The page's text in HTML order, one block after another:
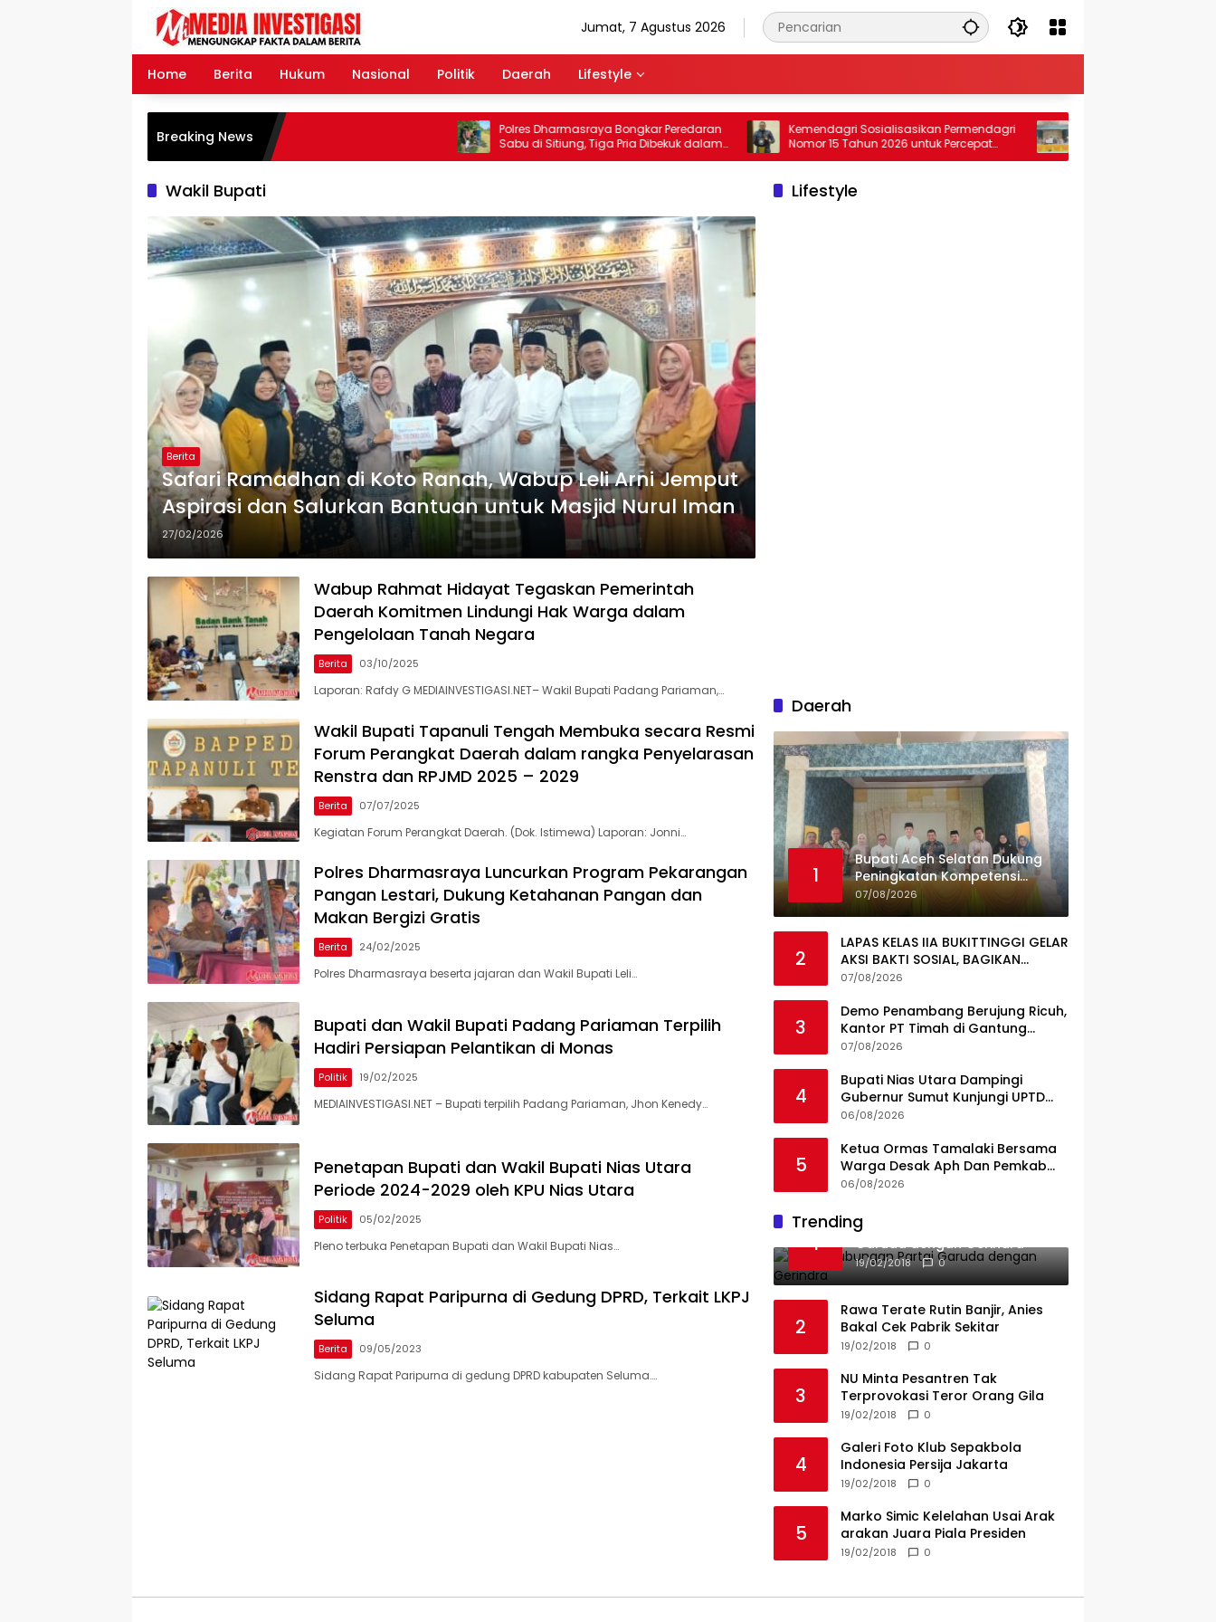
Jumat, 7 Agustus 2026
Home Berita Hukum Nasional Politik Daerah Lifestyle
Breaking News
Polres Dharmasraya Bongkar Peredaran
Sabu di Sitiung, Tiga Pria Dibekuk dalam
Waktu 40 Menit
Kemendagri Sosialisasikan Permendagri
Nomor 15 Tahun 2026 untuk Percepat
Penyerahan PSU Perumahan kepada
Bupati Aceh Selatan Dukung
Peningkatan Kompetensi Guru,
Jajaki Kerja Sama dengan
Wakil Bupati
Berita
Safari Ramadhan di Koto Ranah, Wabup Leli Arni Jemput
Aspirasi dan Salurkan Bantuan untuk Masjid Nurul Iman
27/02/2026
Wabup Rahmat Hidayat Tegaskan Pemerintah
Daerah Komitmen Lindungi Hak Warga dalam
Pengelolaan Tanah Negara
Berita 03/10/2025
Laporan: Rafdy G MEDIAINVESTIGASI.NET– Wakil Bupati Padang Pariaman,…
Wakil Bupati Tapanuli Tengah Membuka secara Resmi
Forum Perangkat Daerah dalam rangka Penyelarasan
Renstra dan RPJMD 2025 – 2029
Berita 07/07/2025
Kegiatan Forum Perangkat Daerah. (Dok. Istimewa) Laporan: Jonni…
Polres Dharmasraya Luncurkan Program Pekarangan
Pangan Lestari, Dukung Ketahanan Pangan dan
Makan Bergizi Gratis
Berita 24/02/2025
Polres Dharmasraya beserta jajaran dan Wakil Bupati Leli…
Bupati dan Wakil Bupati Padang Pariaman Terpilih
Hadiri Persiapan Pelantikan di Monas
Politik 19/02/2025
MEDIAINVESTIGASI.NET – Bupati terpilih Padang Pariaman, Jhon Kenedy…
Penetapan Bupati dan Wakil Bupati Nias Utara
Periode 2024-2029 oleh KPU Nias Utara
Politik 05/02/2025
Pleno terbuka Penetapan Bupati dan Wakil Bupati Nias…
Sidang Rapat Paripurna di Gedung DPRD, Terkait LKPJ
Seluma
Berita 09/05/2023
Sidang Rapat Paripurna di gedung DPRD kabupaten Seluma….
Lifestyle
Daerah
1
Bupati Aceh Selatan Dukung
Peningkatan Kompetensi
Guru, Pemkab Jajaki Kerja
Sama dengan Pascasarjana
07/08/2026
2
LAPAS KELAS IIA BUKITTINGGI GELAR
AKSI BAKTI SOSIAL, BAGIKAN
SEMBAKO KEPADA MASYARAKAT
07/08/2026
3
Demo Penambang Berujung Ricuh,
Kantor PT Timah di Gantung
Terbakar; Tuntutan Tata Niaga
07/08/2026
4
Bupati Nias Utara Dampingi
Gubernur Sumut Kunjungi UPTD
Puskesmas Lahewa
06/08/2026
5
Ketua Ormas Tamalaki Bersama
Warga Desak Aph Dan Pemkab
Konsel Tangkap Pelaku Angkut
PT KAP Melintas Jalan Umum
06/08/2026
Trending
1
Ini Dia Hubungan Partai
Garuda dengan Gerindra
19/02/2018 0
2
Rawa Terate Rutin Banjir, Anies
Bakal Cek Pabrik Sekitar
19/02/2018 0
3
NU Minta Pesantren Tak
Terprovokasi Teror Orang Gila
19/02/2018 0
4
Galeri Foto Klub Sepakbola
Indonesia Persija Jakarta
19/02/2018 0
5
Marko Simic Kelelahan Usai Arak
arakan Juara Piala Presiden
19/02/2018 0